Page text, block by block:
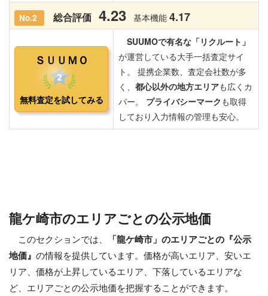
龍ケ崎市のエリアごとの公示地価
このセクションでは、
「龍ケ崎市」のエリアごとの『公示
地価』 の情報を提供しています。価格が高いエリア、安いエ
リア、価格が上昇しているエリア、下落しているエリアな
ど、エリアごとの公示地価を把握することができます。